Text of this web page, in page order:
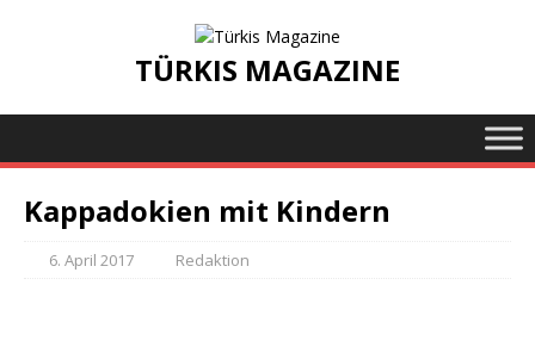
TÜRKIS MAGAZINE
Kappadokien mit Kindern
6. April 2017 Redaktion